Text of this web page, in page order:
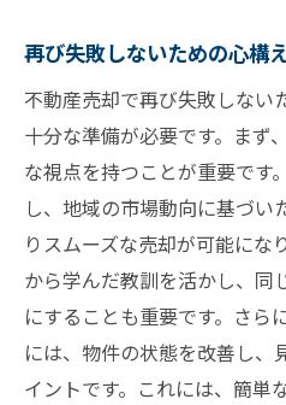
再び失敗しないための心構
不動産売却で再び失敗しない
十分な準備が必要です。まず
な視点を持つことが重要です
し、地域の市場動向に基づい
りスムーズな売却が可能にな
から学んだ教訓を活かし、同
にすることも重要です。さら
には、物件の状態を改善し、
イントです。これには、簡単